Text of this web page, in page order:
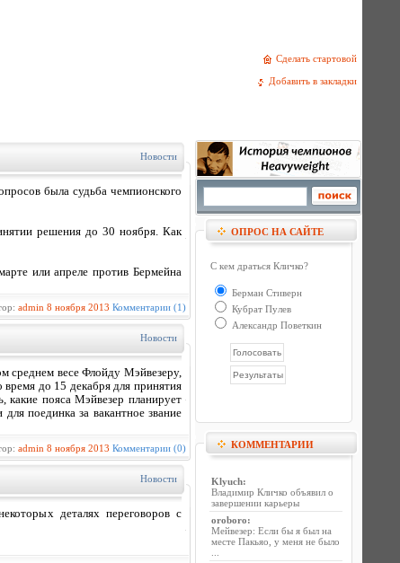
Сделать стартовой
Добавить в закладки
Новости
была судьба чемпионского
решения до 30 ноября. Как
или апреле против Бермейна
admin 8 ноября 2013 Комментарии (1)
Новости
среднем весе Флойду Мэйвезеру,
до 15 декабря для принятия
какие пояса Мэйвезер планирует
поединка за вакантное звание
admin 8 ноября 2013 Комментарии (0)
Новости
деталях переговоров с
ОПРОС НА САЙТЕ
С кем драться Кличко?
Берман Стиверн
Кубрат Пулев
Александр Поветкин
КОММЕНТАРИИ
Klyuch:
Владимир Кличко объявил о
завершении карьеры
oroboro:
Мейвезер: Если бы я был на
месте Пакьяо, у меня не было